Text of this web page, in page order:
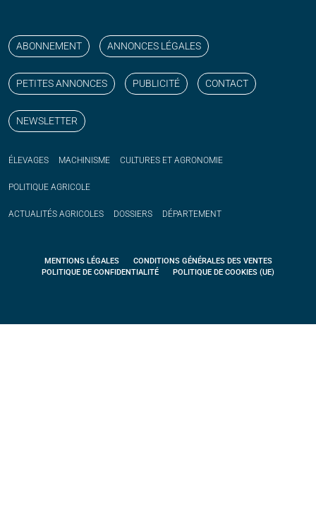
ABONNEMENT ANNONCES LÉGALES
PETITES ANNONCES PUBLICITÉ CONTACT
NEWSLETTER
ÉLEVAGES MACHINISME CULTURES ET AGRONOMIE
POLITIQUE AGRICOLE
ACTUALITÉS AGRICOLES DOSSIERS DÉPARTEMENT
MENTIONS LÉGALES
CONDITIONS GÉNÉRALES DES VENTES
POLITIQUE DE CONFIDENTIALITÉ
POLITIQUE DE COOKIES (UE)